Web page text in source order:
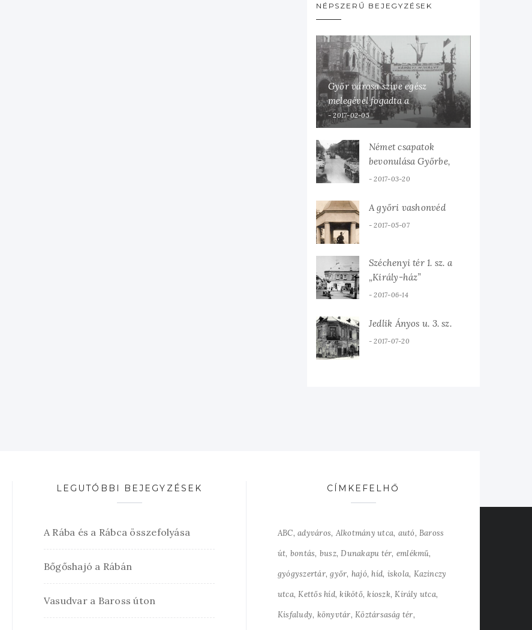
NÉPSZERŰ BEJEGYZÉSEK
Győr városa szíve egész
melegével fogadta a
hazaérkezett Károlyi Mihályt
2017-02-05
Német csapatok
bevonulása Győrbe,
1944. március 19-én.
2017-03-20
A győri vashonvéd
2017-05-07
Széchenyi tér 1. sz. a
„Király-ház”
2017-06-14
Jedlik Ányos u. 3. sz.
2017-07-20
LEGUTÓBBI BEJEGYZÉSEK
A Rába és a Rábca összefolyása
Bőgőshajó a Rábán
Vasudvar a Baross úton
CÍMKEFELHŐ
ABC adyváros Alkotmány utca autó Baross
út bontás busz Dunakapu tér emlékmű
gyógyszertár győr hajó híd iskola Kazinczy
utca Kettős híd kikötő kioszk Király utca
Kisfaludy könyvtár Köztársaság tér